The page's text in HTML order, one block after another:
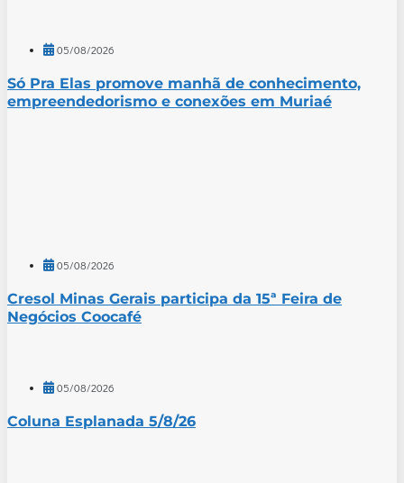
05/08/2026
Só Pra Elas promove manhã de conhecimento,
empreendedorismo e conexões em Muriaé
05/08/2026
Cresol Minas Gerais participa da 15ª Feira de
Negócios Coocafé
05/08/2026
Coluna Esplanada 5/8/26